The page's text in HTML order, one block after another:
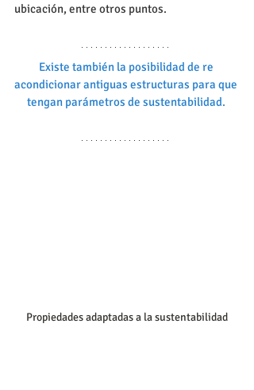
ubicación, entre otros puntos.
Existe también la posibilidad de re
acondicionar antiguas estructuras para que
tengan parámetros de sustentabilidad.
Propiedades adaptadas a la sustentabilidad